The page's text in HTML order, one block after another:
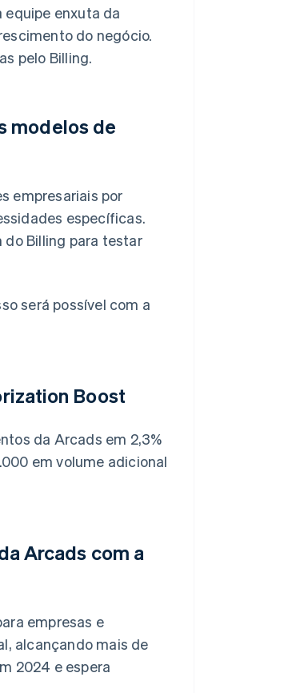
enxuta da
do negócio.
pelo Billing.
modelos de
empresariais por
específicas.
do Billing para testar
será possível com a
Boost
da Arcads em 2,3%
em volume adicional
Arcads com a
empresas e
alcançando mais de
2024 e espera